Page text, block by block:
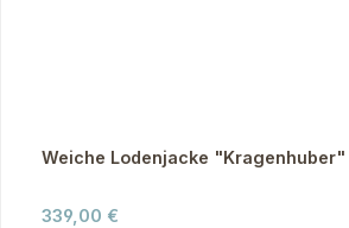
Weiche Lodenjacke
Regulärer Preis:
339,00 €